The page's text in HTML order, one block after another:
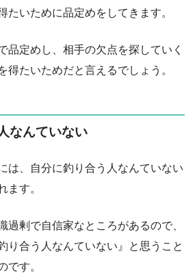
たいために品定めをしてきます。
品定めし、相手の欠点を探していく
得たいためだと言えるでしょう。
なんていない
は、自分に釣り合う人なんていない
ます。
過剰で自信家なところがあるので、
り合う人なんていない』と思うこと
です。